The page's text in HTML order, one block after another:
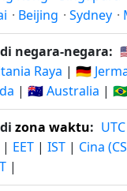
· Beijing · Sydney ·
negara-negara:
Raya | 🇩🇪
| 🇦🇺 Australia |
zona waktu: UTC
| EET | IST | Cina
|